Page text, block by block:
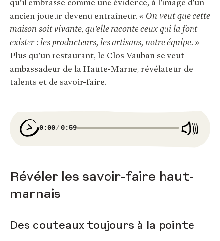
qu’il embrasse comme une évidence, à l’image d’un
ancien joueur devenu entraîneur. « On veut que cette
maison soit vivante, qu’elle raconte ceux qui la font
exister : les producteurs, les artisans, notre équipe. »
Plus qu’un restaurant, le Clos Vauban se veut
ambassadeur de la Haute-Marne, révélateur de
talents et de savoir-faire.
0:00 0:59
Révéler les savoir-faire haut-
marnais
Des couteaux toujours à la pointe